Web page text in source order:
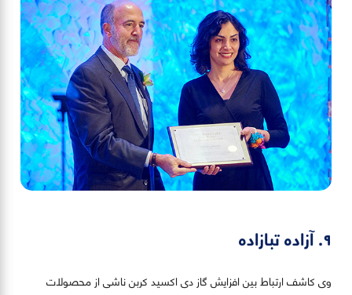
۹. آزاده تبازاده
وی کاشف ارتباط بین افزایش گاز دی اکسید کربن ناشی از محصولات